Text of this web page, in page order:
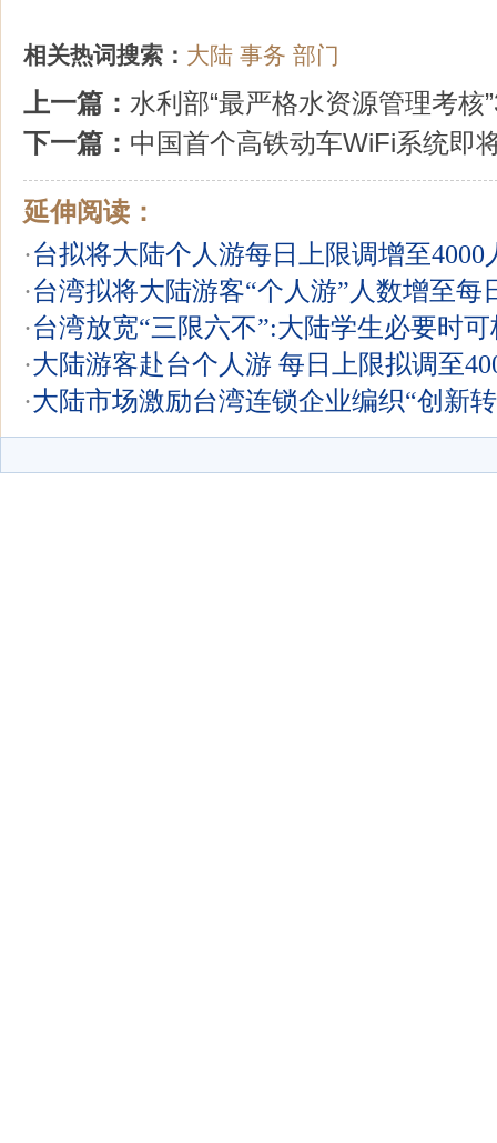
相关热词搜索： 大陆 事务 部门
上一篇： 水利部“最严格水资源管理考核
下一篇： 中国首个高铁动车WiFi系统即
延伸阅读：
·台拟将大陆个人游每日上限调增至4000
·台湾拟将大陆游客“个人游”人数增至每
·台湾放宽“三限六不”:大陆学生必要时
·大陆游客赴台个人游 每日上限拟调至
·大陆市场激励台湾连锁企业编织“创新